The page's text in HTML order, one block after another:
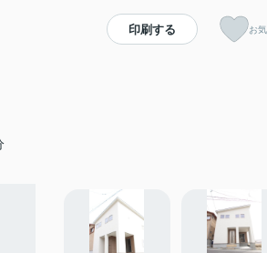
印刷する お